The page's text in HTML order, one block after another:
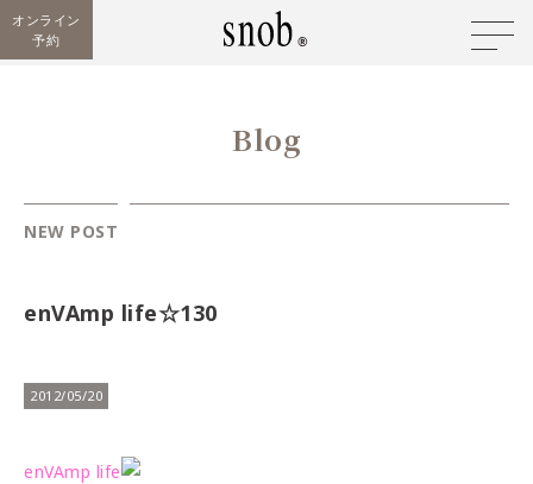
オンライン
予約
Blog
NEW POST
enVAmp life☆130
2012/05/20
enVAmp life